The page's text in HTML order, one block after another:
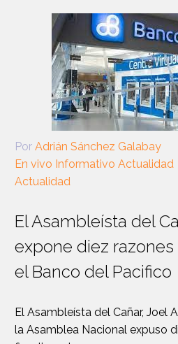
Por Adrián Sánchez Galabay
En vivo Informativo Actualidad
Actualidad
El Asambleísta del
expone diez razones
el Banco del Pacifico
El Asambleísta del Cañar, Joel
la Asamblea Nacional expuso